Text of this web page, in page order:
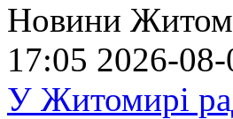
Новини
17:05 2026-08-
У Житомирі